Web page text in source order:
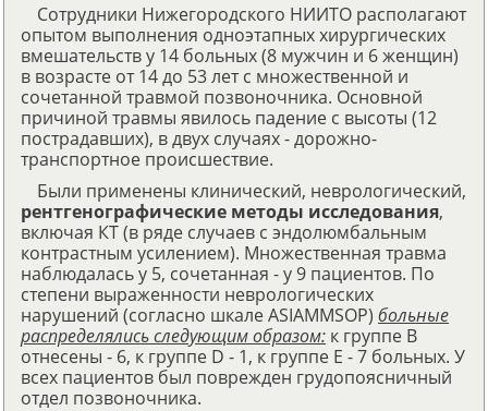
Сотрудники Нижегородского НИИТО располагают
опытом выполнения одноэтапных хирургических
вмешательств у 14 больных (8 мужчин и 6 женщин)
в возрасте от 14 до 53 лет с множественной и
сочетанной травмой позвоночника. Основной
причиной травмы явилось падение с высоты (12
пострадавших), в двух случаях - дорожно-
транспортное происшествие.
Были применены клинический, неврологический,
рентгенографические методы исследования,
включая КТ (в ряде случаев с эндолюмбальным
контрастным усилением). Множественная травма
наблюдалась у 5, сочетанная - у 9 пациентов. По
степени выраженности неврологических
нарушений (согласно шкале ASIAMMSOP) больные
распределялись следующим образом: к группе В
отнесены - 6, к группе D - 1, к группе Е - 7 больных. У
всех пациентов был поврежден грудопоясничный
отдел позвоночника.